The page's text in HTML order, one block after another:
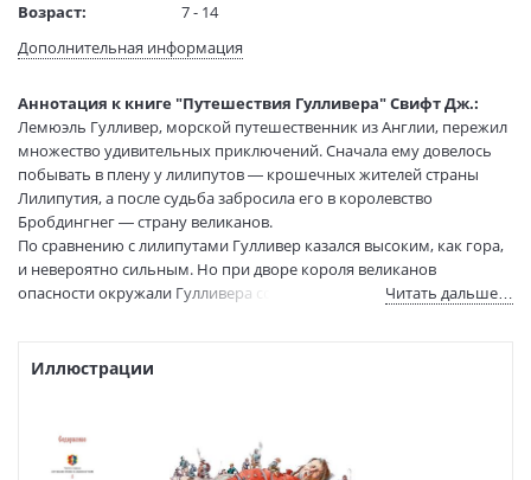
Возраст:
7 - 14
Язык текста:
русский
Редактор/
составитель:
Волков Г.
Перевод:
Габбе Тамара
Тип обложки:
Мягкая обложка
Иллюстраторы:
Иткин Анатолий Зиновьевич, Челак Вадим
Георгиевич
Формат:
60х90 1/16
Размеры в мм
(ДхШхВ):
218x143x16
Артикул:
А0000030899
ISBN:
978-5-389-27988-9
Дополнительная информация
Аннотация к книге "Путешествия Гулливера" Свифт Дж.:
Лемюэль Гулливер, морской путешественник из Англии, пережил
множество удивительных приключений. Сначала ему довелось
побывать в плену у лилипутов — крошечных жителей страны
Лилипутия, а после судьба забросила его в королевство
Бробдингнег — страну великанов.
По сравнению с лилипутами Гулливер казался высоким, как гора,
и невероятно сильным. Но при дворе короля великанов
опасности окружали Гулливера со всех сторон — даже
великанов сам превратился в беззащитного маленького
самим собой: смелым, изобретательным, находчивым и
остроумным.
Читать дальше…
Иллюстрации